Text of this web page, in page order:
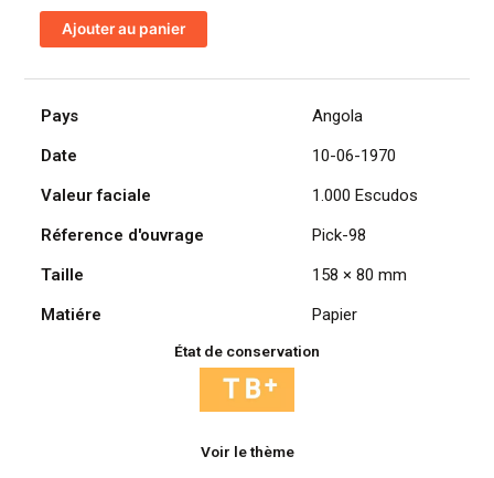
de
ANGOLA
colonie
portugaise
1.000
10-
06-
Americo
Ajouter au panier
Pays
Angola
Date
10-06-1970
Valeur faciale
1.000 Escudos
Réference d'ouvrage
Pick-98
Taille
158 × 80 mm
Matiére
Papier
État de conservation
Voir le thème